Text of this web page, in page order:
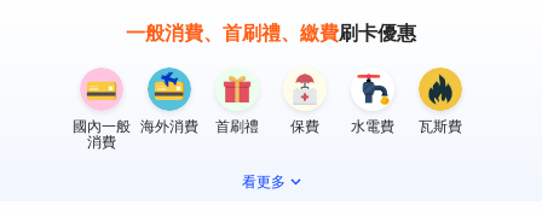
一般消費、首刷禮、繳費刷卡優惠
國內一般
消費
海外消費 首刷禮 保費 水電費 瓦斯費
看更多